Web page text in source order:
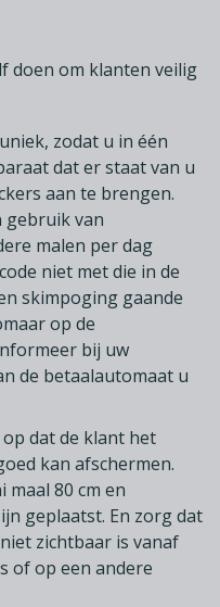
doen om klanten veilig
zodat u in één
dat er staat van u
aan te brengen.
gebruik van
malen per dag
niet met die in de
skimpoging gaande
op de
bij uw
de betaalautomaat u
dat de klant het
kan afschermen.
maal 80 cm en
geplaatst. En zorg dat
zichtbaar is vanaf
of op een andere